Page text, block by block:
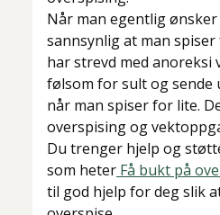
Når man egentlig
sannsynlig at man
har strevd med
følsom for sult og
når man spiser for lite.
overspising og
Du trenger hjelp og
som heter Få bukt på
til god hjelp for deg slik